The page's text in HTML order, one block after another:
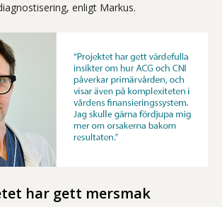
enligt Markus.
har gett mersmak